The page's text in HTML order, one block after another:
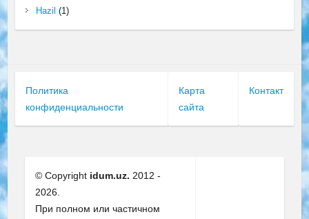
Hazil (1)
Политика
конфиденциальности
Карта
сайта
Контакт
© Copyright idum.uz. 2012 -
2026.
При полном или частичном